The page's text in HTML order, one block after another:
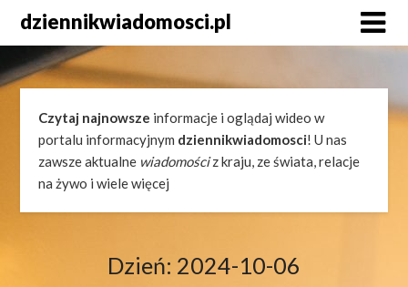
content
dziennikwiadomosci.pl
Czytaj najnowsze informacje i oglądaj wideo w
portalu informacyjnym dziennikwiadomosci! U nas
zawsze aktualne wiadomościz kraju, ze świata, relacje
na żywo i wiele więcej
Dzień: 2024-10-06